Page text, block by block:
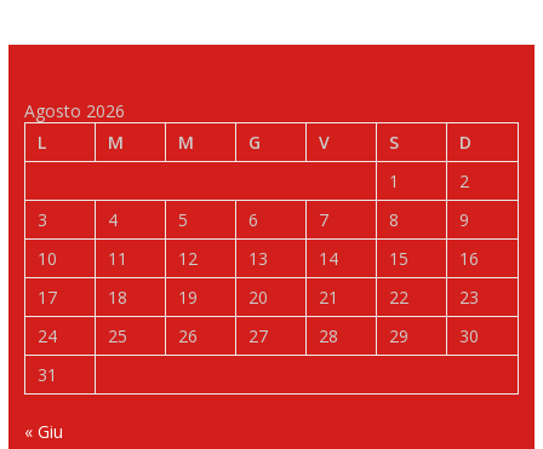
Agosto 2026
L
M M G V S
D
1
2
3
4 5 6 7 8
9
10
11 12 13 14 15
16
17
18 19 20 21 22
23
24
25 26 27 28 29
30
31
« Giu